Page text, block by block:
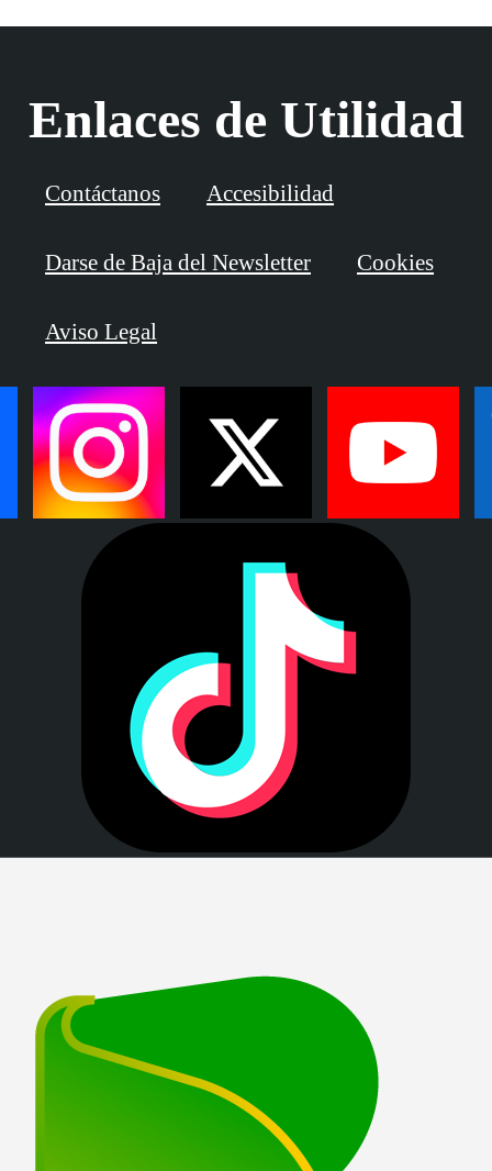
Enlaces de Utilidad
Contáctanos Accesibilidad
Darse de Baja del Newsletter Cookies
Aviso Legal